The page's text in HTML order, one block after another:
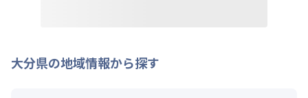
大分県の地域情報から探す